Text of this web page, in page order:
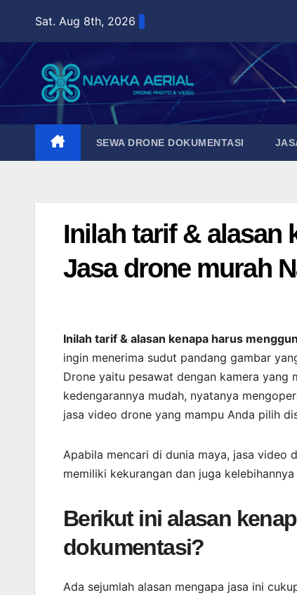
content
Sat. Aug 8th, 2026
SEWA DRONE DOKUMENTASI
Inilah tarif & alasan
Jasa drone murah
Inilah tarif & alasan kenapa harus
ingin menerima sudut pandang gambar
Drone yaitu pesawat dengan kamera
kedengarannya mudah, nyatanya
jasa video drone yang mampu Anda pilih
Apabila mencari di dunia maya, jasa video
memiliki kekurangan dan juga
Berikut ini alasan
dokumentasi?
Ada sejumlah alasan mengapa jasa ini